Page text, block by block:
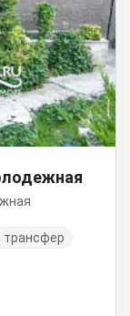
трансфер